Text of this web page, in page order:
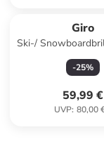
Giro
Ski-/
in Dunkelgrün/
-25%
59,99 €
UVP: 80,00